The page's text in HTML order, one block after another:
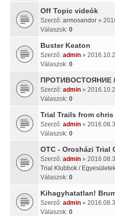
Off Topic videók
Szerző: armosandor »
Válaszok: 0
Buster Keaton
Szerző: admin »
Válaszok: 0
ПРОТИВОСТОЯНИЕ /
Szerző: admin »
Válaszok: 0
Trial Trails from
Szerző: admin »
Válaszok: 0
OTC - Orosházi Trial
Szerző: admin »
Trial Klubbok /
Válaszok: 0
Kihagyhatatlan!
Szerző: admin »
Válaszok: 0